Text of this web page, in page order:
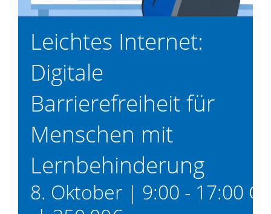
Leichtes Internet:
Digitale
Barrierefreiheit für
Menschen mit
Lernbehinderung
8. Oktober | 9:00 - 17:00